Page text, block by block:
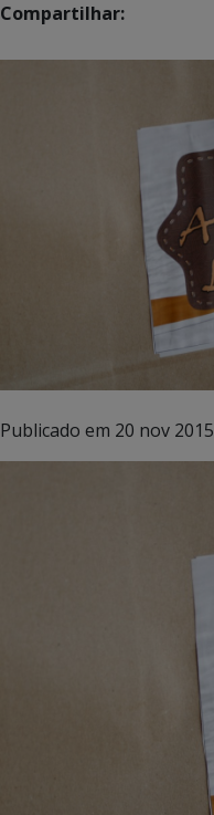
Compartilhar:
Publicado em 20 nov 2015